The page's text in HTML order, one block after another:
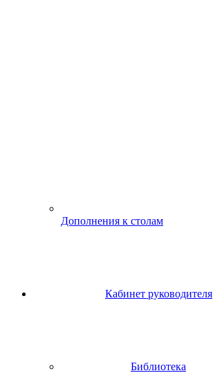
Дополнения к столам
Кабинет руководителя
Библиотека